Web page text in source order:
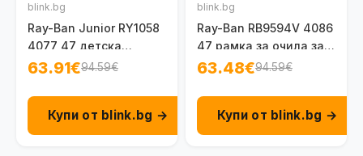
blink.bg
Ray-Ban Junior RY1058
4077 47 детска
унисекс рамка за 8-
63.91€94.59€
Купи от blink.bg →
blink.bg
Ray-Ban RB9594V 4086
47 рамка за очила за
деца на 8 - 14 г.
63.48€94.59€
Купи от blink.bg →